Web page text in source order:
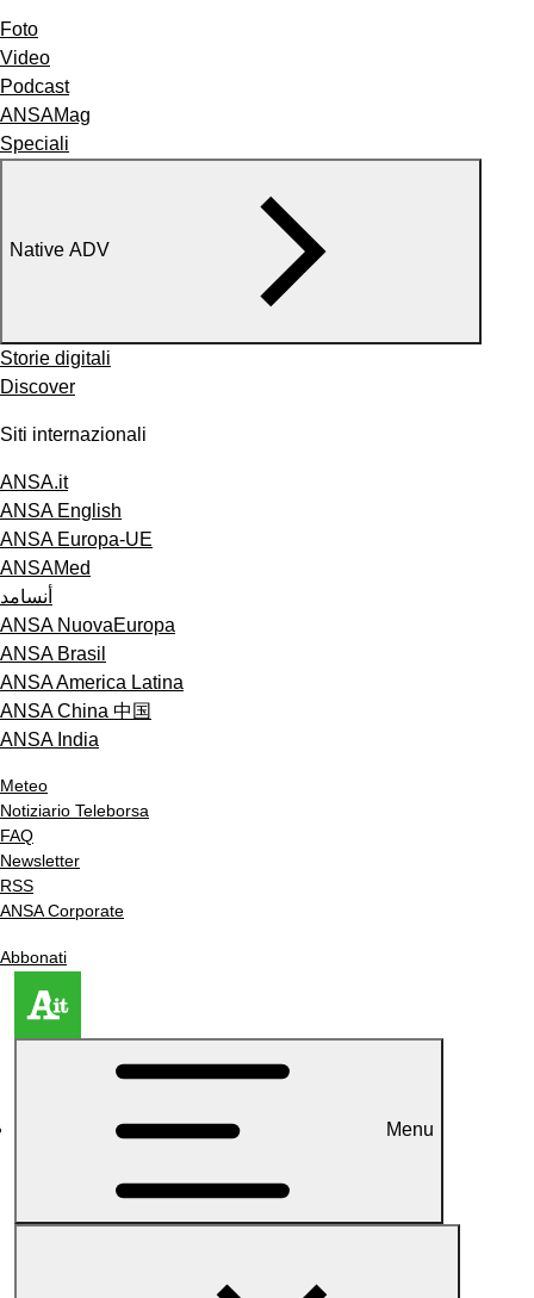
Foto
Video
Podcast
ANSAMag
Speciali
Native ADV
Storie digitali
Discover
Siti internazionali
ANSA.it
ANSA English
ANSA Europa-UE
ANSAMed
أنسامد
ANSA NuovaEuropa
ANSA Brasil
ANSA America Latina
ANSA China 中国
ANSA India
Meteo
Notiziario Teleborsa
FAQ
Newsletter
RSS
ANSA Corporate
Abbonati
Menu